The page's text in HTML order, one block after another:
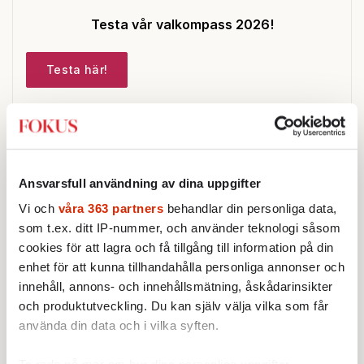
Ansvarsfull användning av dina uppgifter
Vi och våra 363 partners behandlar din personliga data,
som t.ex. ditt IP-nummer, och använder teknologi såsom
cookies för att lagra och få tillgång till information på din
enhet för att kunna tillhandahålla personliga annonser och
innehåll, annons- och innehållsmätning, åskådarinsikter
och produktutveckling. Du kan själv välja vilka som får
använda din data och i vilka syften.
Testa vår valkompass 2026!
Testa här!
Sticket
STICKET
Christoffer Jonsson:Förföljelsen
av kristna pågår i medieskugga
Nigerias regerings oförmåga att
hantera förföljelsen av landets
kristna fick amerikansk militär att
genomfört flera luftattacker mot